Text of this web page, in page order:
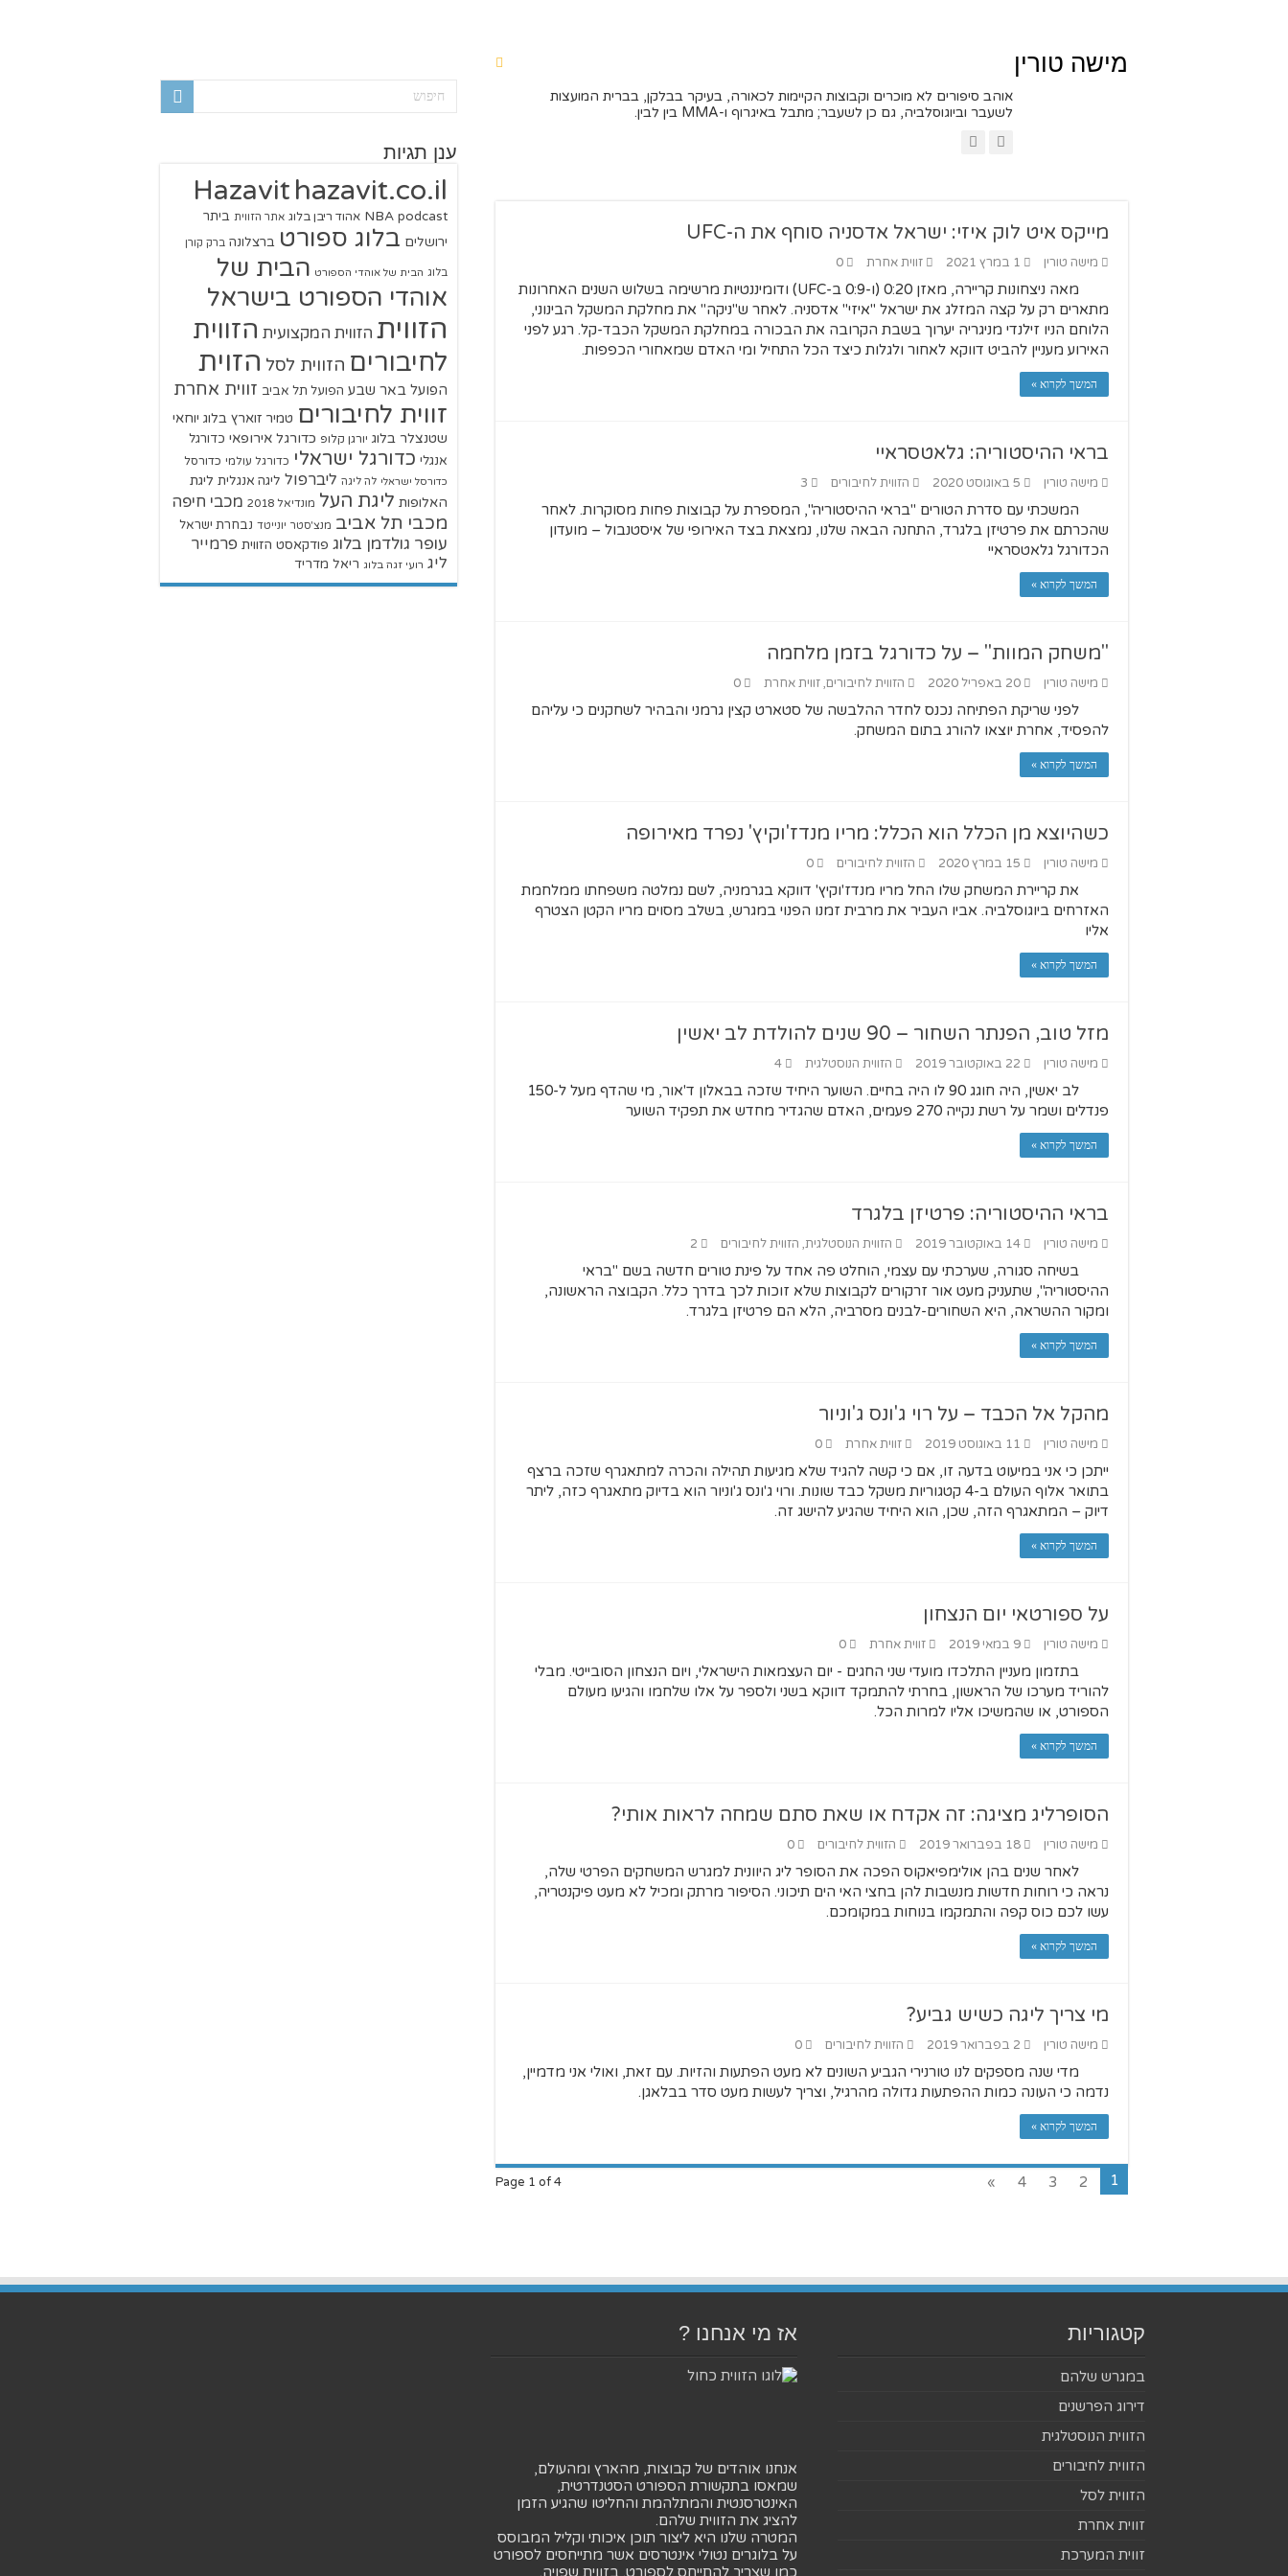
מישה טורין
אוהב סיפורים לא מוכרים וקבוצות הקיימות לכאורה, בעיקר בבלקן, בברית המועצות
לשעבר וביוגוסלביה, גם כן לשעבר; מתבל באיגרוף ו-MMA בין לבין.
מייקס איט לוק איזי: ישראל אדסניה סוחף את ה-UFC
מישה טורין 1 במרץ 2021 זווית אחרת 0
מאה ניצחונות קריירה, מאזן 0:20 (ו-0:9 ב-UFC) ודומיננטיות מרשימה בשלוש השנים האחרונות
מתארים רק על קצה המזלג את ישראל "איזי" אדסניה. לאחר ש"ניקה" את מחלקת המשקל הבינוני,
הלוחם הניו זילנדי מניגריה יערוך בשבת הקרובה את הבכורה במחלקת המשקל הכבד-קל. רגע לפני
האירוע מעניין להביט דווקא לאחור ולגלות כיצד הכל התחיל ומי האדם שמאחורי הכפפות.
המשך לקרוא »
בראי ההיסטוריה: גלאטסראיי
מישה טורין 5 באוגוסט 2020 הזווית לחיבורים 3
המשכתי עם סדרת הטורים "בראי ההיסטוריה", המספרת על קבוצות פחות מסוקרות. לאחר
שהכרתם את פרטיזן בלגרד, התחנה הבאה שלנו, נמצאת בצד האירופי של איסטנבול – מועדון
הכדורגל גלאטסראיי
המשך לקרוא »
"משחק המוות" – על כדורגל בזמן מלחמה
מישה טורין 20 באפריל 2020 הזווית לחיבורים,זווית אחרת 0
לפני שריקת הפתיחה נכנס לחדר ההלבשה של סטארט קצין גרמני והבהיר לשחקנים כי עליהם
להפסיד, אחרת יוצאו להורג בתום המשחק.
המשך לקרוא »
כשהיוצא מן הכלל הוא הכלל: מריו מנדז'וקיץ' נפרד מאירופה
מישה טורין 15 במרץ 2020 הזווית לחיבורים 0
את קריירת המשחק שלו החל מריו מנדז'וקיץ' דווקא בגרמניה, לשם נמלטה משפחתו ממלחמת
האזרחים ביוגוסלביה. אביו העביר את מרבית זמנו הפנוי במגרש, בשלב מסוים מריו הקטן הצטרף
אליו
המשך לקרוא »
מזל טוב, הפנתר השחור – 90 שנים להולדת לב יאשין
מישה טורין 22 באוקטובר 2019 הזווית הנוסטלגית 4
לב יאשין, היה חוגג 90 לו היה בחיים. השוער היחיד שזכה בבאלון ד'אור, מי שהדף מעל ל-150
פנדלים ושמר על רשת נקייה 270 פעמים, האדם שהגדיר מחדש את תפקיד השוער
המשך לקרוא »
בראי ההיסטוריה: פרטיזן בלגרד
מישה טורין 14 באוקטובר 2019 הזווית הנוסטלגית, הזווית לחיבורים 2
בשיחה סגורה, שערכתי עם עצמי, הוחלט פה אחד על פינת טורים חדשה בשם "בראי
ההיסטוריה", שתעניק מעט אור זרקורים לקבוצות שלא זוכות לכך בדרך כלל. הקבוצה הראשונה,
ומקור ההשראה, היא השחורים-לבנים מסרביה, הלא הם פרטיזן בלגרד.
המשך לקרוא »
מהקל אל הכבד – על רוי ג'ונס ג'וניור
מישה טורין 11 באוגוסט 2019 זווית אחרת 0
ייתכן כי אני במיעוט בדעה זו, אם כי קשה להגיד שלא מגיעות תהילה והכרה למתאגרף שזכה ברצף
בתואר אלוף העולם ב-4 קטגוריות משקל כבד שונות. ורוי ג'ונס ג'וניור הוא בדיוק מתאגרף כזה, ליתר
דיוק – המתאגרף הזה, שכן, הוא היחיד שהגיע להישג זה.
המשך לקרוא »
על ספורטאי יום הנצחון
מישה טורין 9 במאי 2019 זווית אחרת 0
בתזמון מעניין התלכדו מועדי שני החגים - יום העצמאות הישראלי, ויום הנצחון הסובייטי. מבלי
להוריד מערכו של הראשון, בחרתי להתמקד דווקא בשני ולספר על אלו שלחמו והגיעו מעולם
הספורט, או שהמשיכו אליו למרות הכל.
המשך לקרוא »
הסופרליג מציגה: זה אקדח או שאת סתם שמחה לראות אותי?
מישה טורין 18 בפברואר 2019 הזווית לחיבורים 0
לאחר שנים בהן אולימפיאקוס הפכה את הסופר ליג היוונית למגרש המשחקים הפרטי שלה,
נראה כי רוחות חדשות מנשבות להן בחצי האי הים תיכוני. הסיפור מרתק ומכיל לא מעט פיקנטריה,
עשו לכם כוס קפה והתמקמו בנוחות במקומכם.
המשך לקרוא »
מי צריך ליגה כשיש גביע?
מישה טורין 2 בפברואר 2019 הזווית לחיבורים 0
מדי שנה מספקים לנו טורנירי הגביע השונים לא מעט הפתעות והזיות. עם זאת, ואולי אני מדמיין,
נדמה כי העונה כמות ההפתעות גדולה מהרגיל, וצריך לעשות מעט סדר בבלאגן.
המשך לקרוא »
Page 1 of 4 1
2
3
4
»
ענן תגיות
Hazavit hazavit.co.il
NBA podcast אהוד ריבן בלוג אתר הזווית ביתר
ירושלים בלוג ספורט ברצלונה ברק קורן
בלוג הבית של אוהדי הספורט הבית של
אוהדי הספורט בישראל
הזווית הזווית המקצועית הזווית
לחיבורים הזווית לסל הזוית
הפועל באר שבע הפועל תל אביב זווית אחרת
זווית לחיבורים טמיר זוארץ בלוג יוחאי
שטנצלר בלוג יורגן קלופ כדורגל אירופאי כדורגל
אנגלי כדורגל ישראלי כדורגל עולמי כדורסל
כדורסל ישראלי לה ליגה ליברפול ליגה אנגלית ליגת
האלופות ליגת העל מונדיאל 2018 מכבי חיפה
מכבי תל אביב מנצ'סטר יונייטד נבחרת ישראל
עופר גולדמן בלוג פודקאסט הזווית פרמייר
ליג רועי זגה בלוג ריאל מדריד
קטגוריות
במגרש שלהם
דירוג הפרשנים
הזווית הנוסטלגית
הזווית לחיבורים
הזווית לסל
זווית אחרת
זווית המערכת
אז מי אנחנו ?
אנחנו אוהדים של קבוצות, מהארץ ומהעולם,
שמאסו בתקשורת הספורט הסטנדרטית,
האינטרסנטית והמתלהמת והחליטו שהגיע הזמן
להציג את הזווית שלהם.
המטרה שלנו היא ליצור תוכן איכותי וקליל המבוסס
על בלוגרים נטולי אינטרסים אשר מתייחסים לספורט
כמו שצריך להתייחס לספורט. בזווית שפויה.